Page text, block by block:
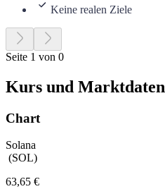
Keine realen Ziele
Seite 1 von 0
Kurs und Marktdaten
Chart
Solana
(SOL)
63,65 €